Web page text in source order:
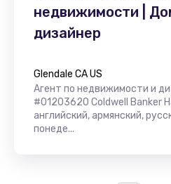
недвижимости |
дизайнер
Glendale CA US
Агент по недвижимости и
#01203620 Coldwell Banker
английский, армянский,
понеде...